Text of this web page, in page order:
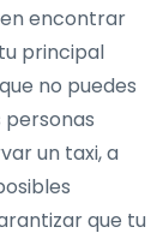
encontrar
principal
no puedes
personas
un taxi, a
que tu